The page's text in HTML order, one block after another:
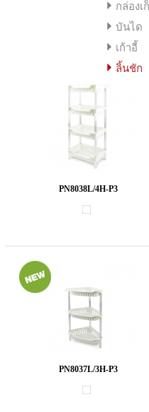
กล่องเ
บันได
เก้าอี้
ลิ้นชัก
PN8038L/4H-P3
PN8037L/3H-P3